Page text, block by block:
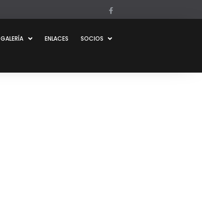
GALERÍA ENLACES
SOCIOS